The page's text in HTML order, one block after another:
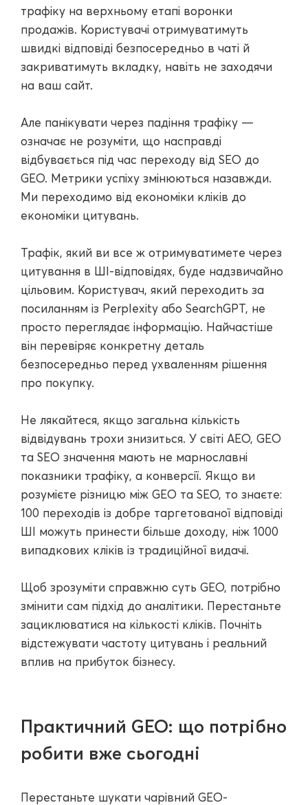
трафіку на верхньому етапі воронки
продажів. Користувачі отримуватимуть
швидкі відповіді безпосередньо в чаті й
закриватимуть вкладку, навіть не заходячи
на ваш сайт.
Але панікувати через падіння трафіку —
означає не розуміти, що насправді
відбувається під час переходу від SEO до
GEO. Метрики успіху змінюються назавжди.
Ми переходимо від економіки кліків до
економіки цитувань.
Трафік, який ви все ж отримуватимете через
цитування в ШІ-відповідях, буде надзвичайно
цільовим. Користувач, який переходить за
посиланням із Perplexity або SearchGPT, не
просто переглядає інформацію. Найчастіше
він перевіряє конкретну деталь
безпосередньо перед ухваленням рішення
про покупку.
Не лякайтеся, якщо загальна кількість
відвідувань трохи знизиться. У світі AEO, GEO
та SEO значення мають не марнославні
показники трафіку, а конверсії. Якщо ви
розумієте різницю між GEO та SEO, то знаєте:
100 переходів із добре таргетованої відповіді
ШІ можуть принести більше доходу, ніж 1000
випадкових кліків із традиційної видачі.
Щоб зрозуміти справжню суть GEO, потрібно
змінити сам підхід до аналітики. Перестаньте
зациклюватися на кількості кліків. Почніть
відстежувати частоту цитувань і реальний
вплив на прибуток бізнесу.
Практичний GEO: що потрібно
робити вже сьогодні
Перестаньте шукати чарівний GEO-